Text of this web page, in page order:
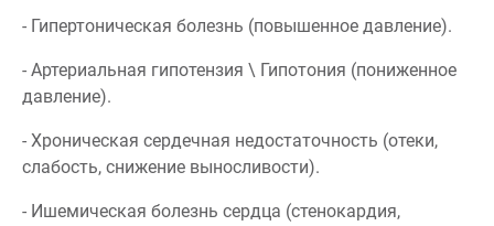
- Гипертоническая болезнь (повышенное давление).
- Артериальная гипотензия \ Гипотония (пониженное
давление).
- Хроническая сердечная недостаточность (отеки,
слабость, снижение выносливости).
- Ишемическая болезнь сердца (стенокардия,